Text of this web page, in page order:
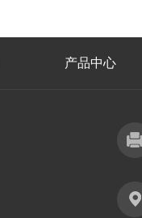
产品中心